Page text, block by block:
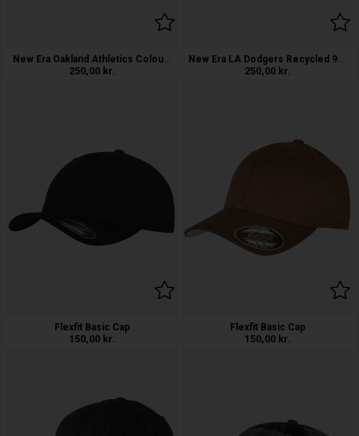
250,00 kr.
250,00 kr.
Flexfit Basic Cap
150,00 kr.
Flexfit Basic Cap
150,00 kr.